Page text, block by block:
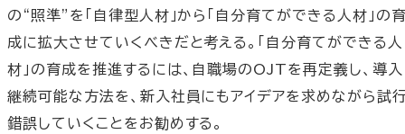
の“照準”を「自律型人材」から「自分育てができる人材」の
成に拡大させていくべきだと考える。「自分育てができる人
材」の育成を推進するには、自職場のOJTを再定義し、導入
継続可能な方法を、新入社員にもアイデアを求めながら試
錯誤していくことをお勧めする。